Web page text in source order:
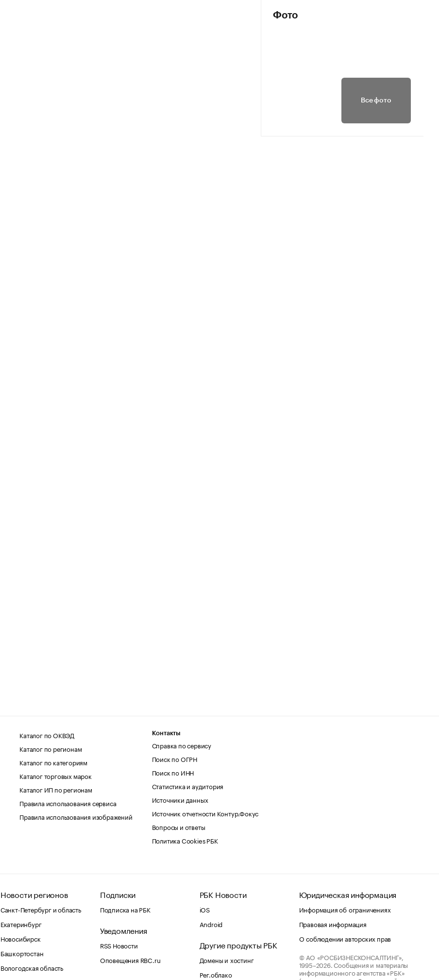
Фото
Все фото
Каталог по ОКВЭД
Каталог по регионам
Каталог по категориям
Каталог торговых марок
Каталог ИП по регионам
Правила использования сервиса
Правила использования изображений
Контакты
Справка по сервису
Поиск по ОГРН
Поиск по ИНН
Статистика и аудитория
Источники данных
Источник отчетности Контур.Фокус
Вопросы и ответы
Политика Cookies РБК
Новости регионов
Санкт-Петербург и область
Екатеринбург
Новосибирск
Башкортостан
Вологодская область
Подписки
Подписка на РБК
Уведомления
RSS Новости
Оповещения RBC.ru
РБК Новости
iOS
Android
Другие продукты РБК
Домены и хостинг
Рег.облако
Юридическая информация
Информация об ограничениях
Правовая информация
О соблюдении авторских прав
© АО «РОСБИЗНЕСКОНСАЛТИНГ»,
1995–2026. Сообщения и материалы
информационного агентства «РБК»